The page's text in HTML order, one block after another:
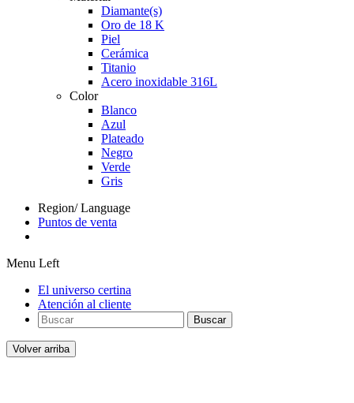
Diamante(s)
Oro de 18 K
Piel
Cerámica
Titanio
Acero inoxidable 316L
Color
Blanco
Azul
Plateado
Negro
Verde
Gris
Region/ Language
Puntos de venta
Menu Left
El universo certina
Atención al cliente
Buscar
Volver arriba